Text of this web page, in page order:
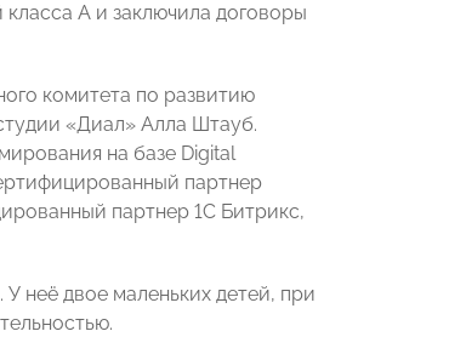
А и заключила договоры
комитета по развитию
«Диал» Алла Штауб.
на базе Digital
партнер
партнер 1С Битрикс,
неё двое маленьких детей, при